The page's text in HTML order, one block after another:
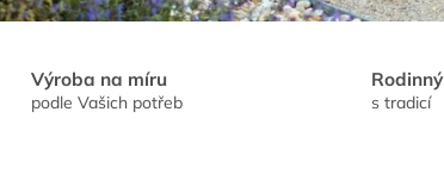
Výroba na míru
podle Vašich potřeb s tradicí